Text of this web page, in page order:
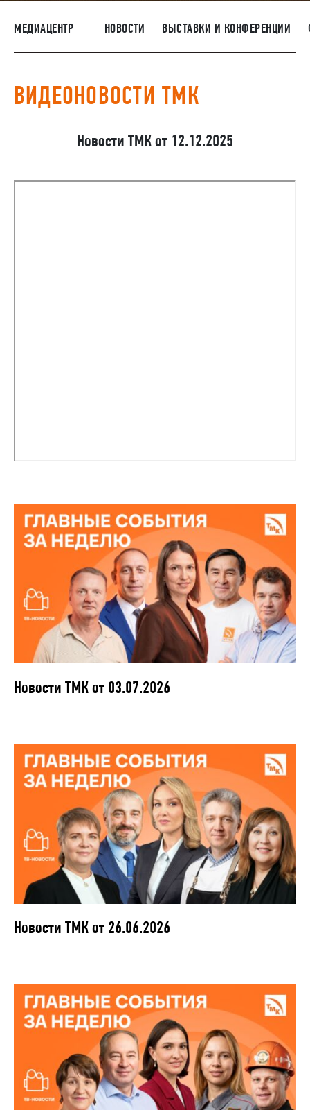
ПОСТАВЩИКАМ
R&D
КОРПОРАТИВНЫЙ УНИВЕРСИТЕТ TMK2U
КОМПЛАЕНС
МЕДИАЦЕНТР НОВОСТИ ВЫСТАВКИ И КОНФЕРЕНЦИИ
ВИДЕОНОВОСТИ ТМК
Новости ТМК от 12.12.2025
Новости ТМК от 03.07.2026
Новости ТМК от 26.06.2026